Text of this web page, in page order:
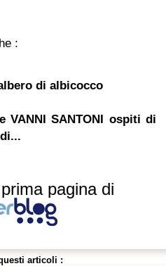
:
di albicocco
VANNI SANTONI ospiti di
pagina di
articoli :